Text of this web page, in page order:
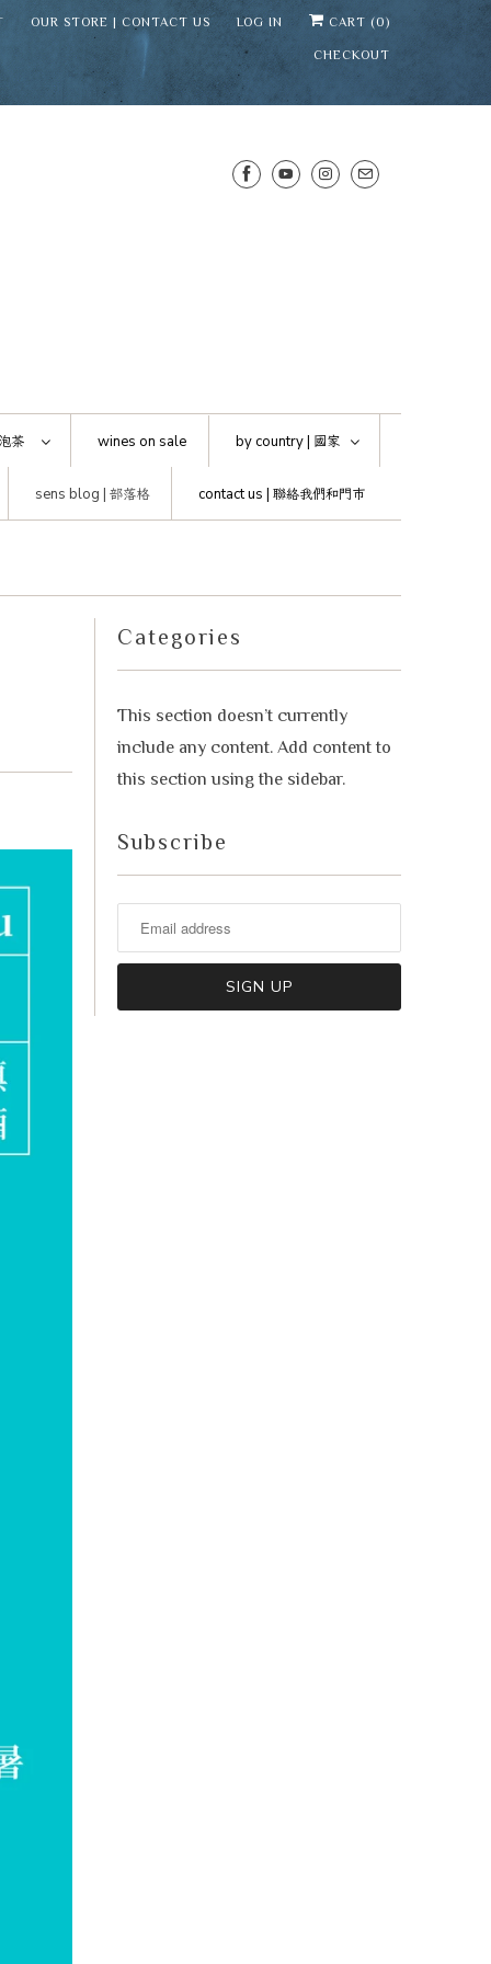
OUR STORE | CONTACT US LOG IN CART (0)
CHECKOUT
茶 wines on sale by country | 國家
sens blog | 部落格 contact us | 聯絡我們和門市
Categories
This section doesn’t currently
include any content. Add content to
this section using the sidebar.
Subscribe
Mirai
advisor. Tell me what you're eating,
celebrating, or in the mood for, and I'll
Your message